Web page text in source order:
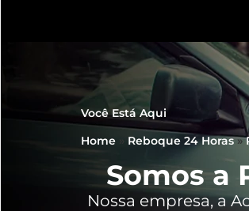
Você Está Aqui
Home
Reboque 24 Horas»
Somos a
Nossa empresa, a